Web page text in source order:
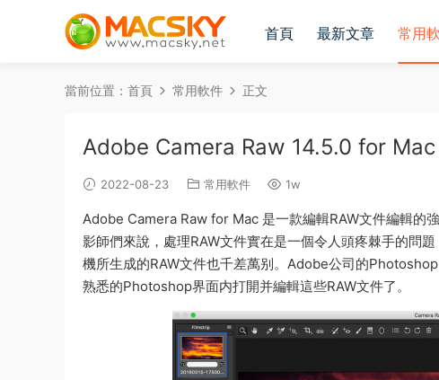
首頁 最新文章 常用
當前位置： 首頁 常用軟件 正文
Adobe Camera Raw 14.5.0 for Mac
2022-08-23 常用軟件 1w
Adobe Camera Raw for Mac 是一款編輯RAW文件編輯的
影師們來說，處理RAW文件實在是一個令人頭疼棘手的問
機所生成的RAW文件也千差萬别。Adobe公司的
熟悉的Photoshop界面内打開并編輯這些RAW文件了。